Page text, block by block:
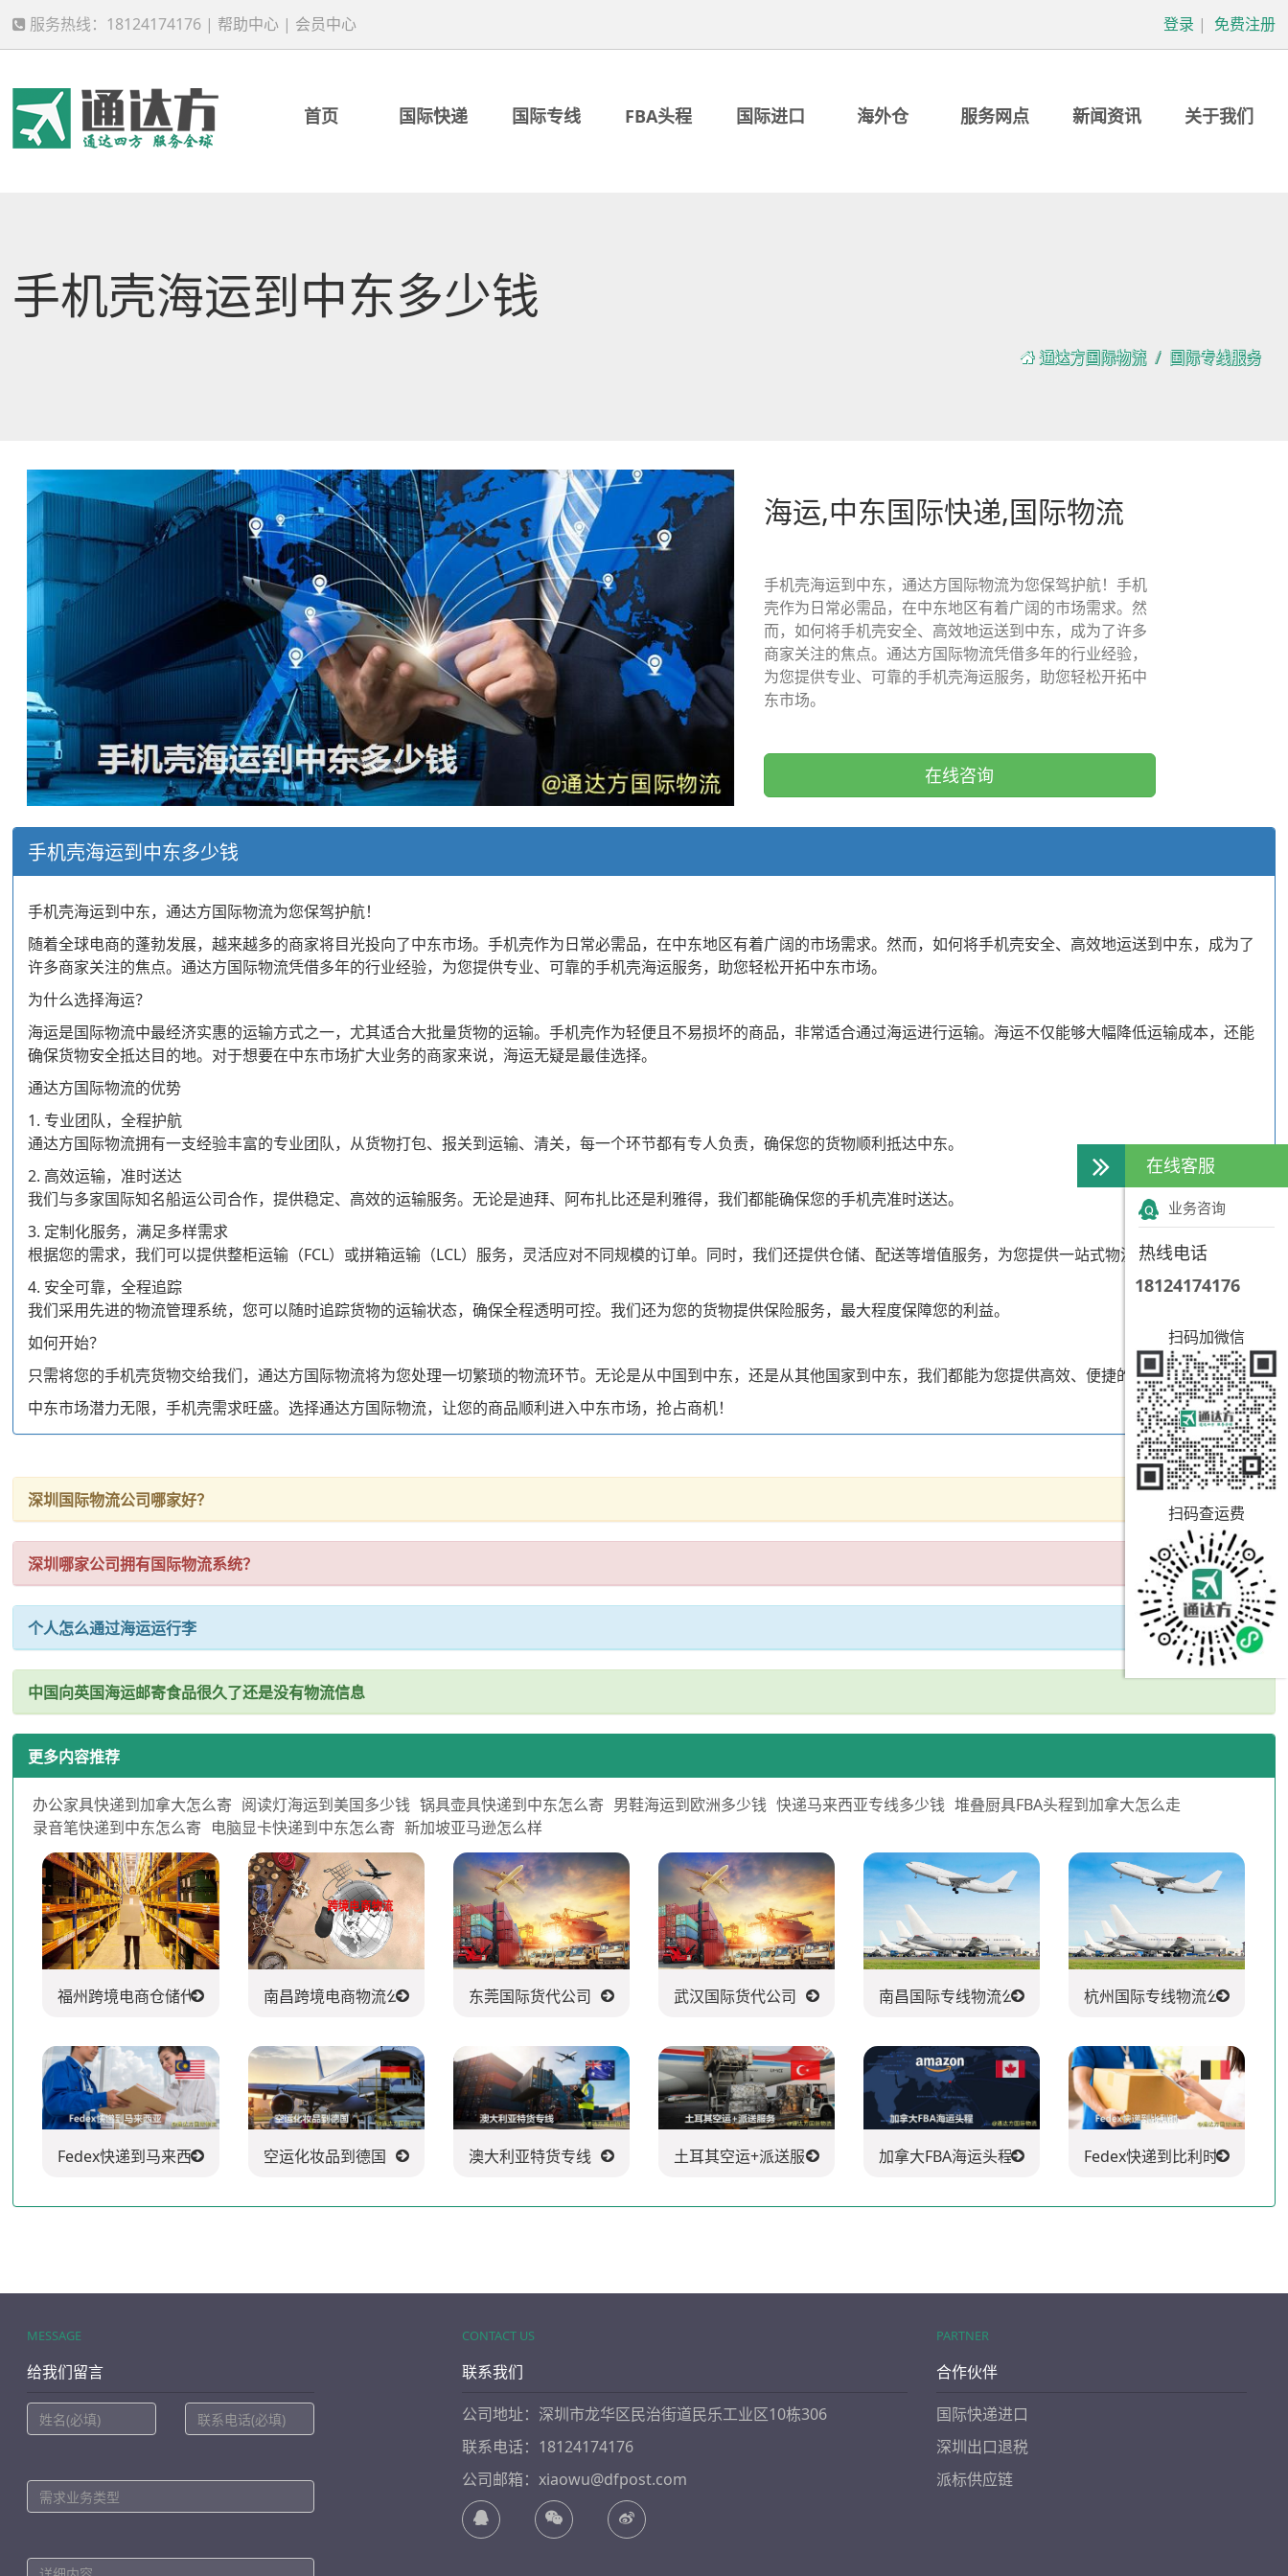
服务热线：18124174176 | 帮助中心 | 会员中心 登录 | 免费注册
首页 国际快递 国际专线 FBA头程 国际进口 海外仓 服务网点 新闻资讯 关于我们
手机壳海运到中东多少钱
通达方国际物流 国际专线服务
海运,中东国际快递,国际物流
手机壳海运到中东，通达方国际物流为您保驾护航！手机
壳作为日常必需品，在中东地区有着广阔的市场需求。然
而，如何将手机壳安全、高效地运送到中东，成为了许多
商家关注的焦点。通达方国际物流凭借多年的行业经验，
为您提供专业、可靠的手机壳海运服务，助您轻松开拓中
东市场。
在线咨询
手机壳海运到中东多少钱
手机壳海运到中东，通达方国际物流为您保驾护航！
随着全球电商的蓬勃发展，越来越多的商家将目光投向了中东市场。手机壳作为日常必需品，在中东地区有着广阔的市场需求。然而，如何将手机壳安全、高效地运送到中东，成为了
许多商家关注的焦点。通达方国际物流凭借多年的行业经验，为您提供专业、可靠的手机壳海运服务，助您轻松开拓中东市场。
为什么选择海运？
海运是国际物流中最经济实惠的运输方式之一，尤其适合大批量货物的运输。手机壳作为轻便且不易损坏的商品，非常适合通过海运进行运输。海运不仅能够大幅降低运输成本，还能
确保货物安全抵达目的地。对于想要在中东市场扩大业务的商家来说，海运无疑是最佳选择。
通达方国际物流的优势
1. 专业团队，全程护航
通达方国际物流拥有一支经验丰富的专业团队，从货物打包、报关到运输、清关，每一个环节都有专人负责，确保您的货物顺利抵达中东。
2. 高效运输，准时送达
我们与多家国际知名船运公司合作，提供稳定、高效的运输服务。无论是迪拜、阿布扎比还是利雅得，我们都能确保您的手机壳准时送达。
3. 定制化服务，满足多样需求
根据您的需求，我们可以提供整柜运输（FCL）或拼箱运输（LCL）服务，灵活应对不同规模的订单。同时，我们还提供仓储、配送等增值服务，为您提供一站式物流解决方案。
4. 安全可靠，全程追踪
我们采用先进的物流管理系统，您可以随时追踪货物的运输状态，确保全程透明可控。我们还为您的货物提供保险服务，最大程度保障您的利益。
如何开始？
只需将您的手机壳货物交给我们，通达方国际物流将为您处理一切繁琐的物流环节。无论是从中国到中东，还是从其他国家到中东，我们都能为您提供高效、便捷的运输服务。
中东市场潜力无限，手机壳需求旺盛。选择通达方国际物流，让您的商品顺利进入中东市场，抢占商机！
深圳国际物流公司哪家好？
深圳哪家公司拥有国际物流系统？
个人怎么通过海运运行李
中国向英国海运邮寄食品很久了还是没有物流信息
更多内容推荐
办公家具快递到加拿大怎么寄 阅读灯海运到美国多少钱 锅具壶具快递到中东怎么寄 男鞋海运到欧洲多少钱 快递马来西亚专线多少钱 堆叠厨具FBA头程到加拿大怎么走
录音笔快递到中东怎么寄 电脑显卡快递到中东怎么寄 新加坡亚马逊怎么样
福州跨境电商仓储代发货 南昌跨境电商物流公司 东莞国际货代公司 武汉国际货代公司 南昌国际专线物流公司 杭州国际专线物流公司
Fedex快递到马来西亚 空运化妆品到德国 澳大利亚特货专线 土耳其空运+派送服务 加拿大FBA海运头程 Fedex快递到比利时
MESSAGE
给我们留言
CONTACT US
联系我们
公司地址：深圳市龙华区民治街道民乐工业区10栋306
联系电话：18124174176
公司邮箱：xiaowu@dfpost.com
PARTNER
合作伙伴
国际快递进口
深圳出口退税
派标供应链
在线客服
业务咨询
热线电话
18124174176
扫码加微信
扫码查运费